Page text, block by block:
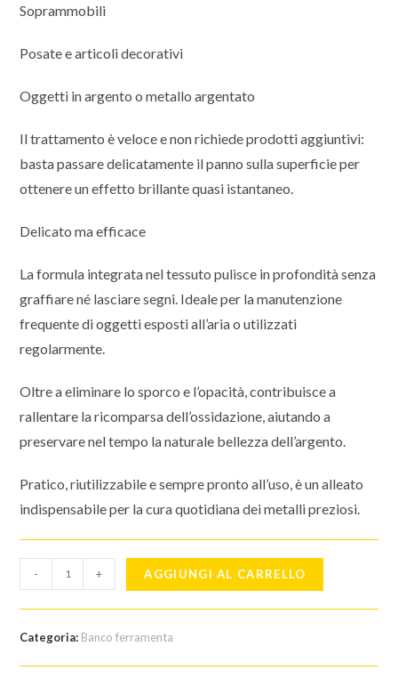
Soprammobili
Posate e articoli decorativi
Oggetti in argento o metallo argentato
Il trattamento è veloce e non richiede prodotti aggiuntivi:
basta passare delicatamente il panno sulla superficie per
ottenere un effetto brillante quasi istantaneo.
Delicato ma efficace
La formula integrata nel tessuto pulisce in profondità senza
graffiare né lasciare segni. Ideale per la manutenzione
frequente di oggetti esposti all’aria o utilizzati
regolarmente.
Oltre a eliminare lo sporco e l’opacità, contribuisce a
rallentare la ricomparsa dell’ossidazione, aiutando a
preservare nel tempo la naturale bellezza dell’argento.
Pratico, riutilizzabile e sempre pronto all’uso, è un alleato
indispensabile per la cura quotidiana dei metalli preziosi.
-
Silver
Duster:
- + AGGIUNGI AL CARRELLO
Categoria: Banco ferramenta